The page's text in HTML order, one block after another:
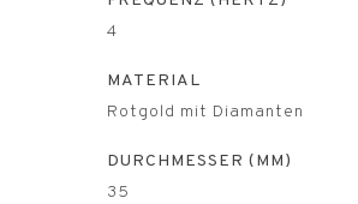
4
MATERIAL
Rotgold mit Diamanten
DURCHMESSER (MM)
35